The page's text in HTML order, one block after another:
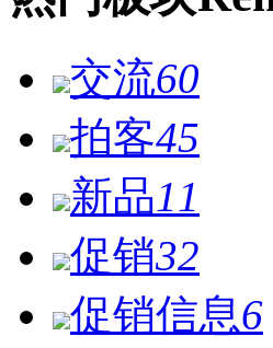
交流60
拍客45
新品11
促销32
促销信息6